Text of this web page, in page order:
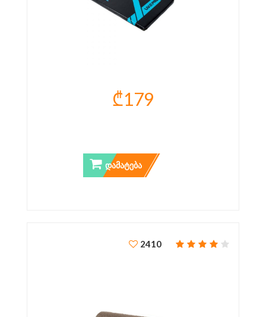
₾179
ᲓᲐᲛᲐᲢᲔᲑᲐ
2410